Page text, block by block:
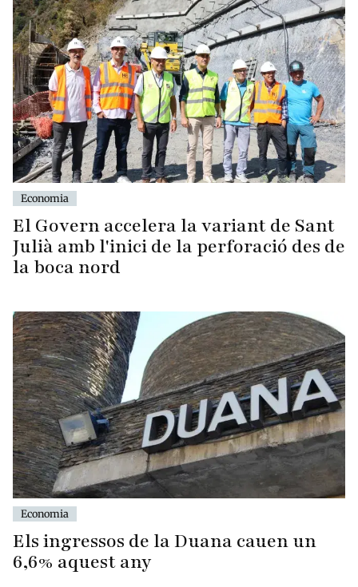
Economia
El Govern accelera la variant de Sant
Julià amb l'inici de la perforació des de
la boca nord
Economia
Els ingressos de la Duana cauen un
6,6% aquest any